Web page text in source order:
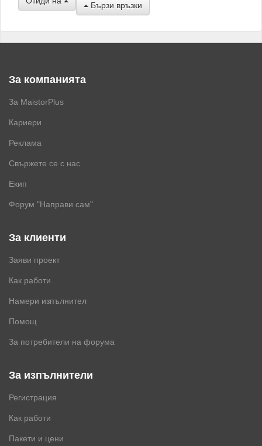
Бързи връзки
За компанията
За MaistorPlus
Кариери
Реклама
Свържете се с нас
Екип
Форум "Направи сам"
За клиенти
Заяви проект
Как работи
Намери изпълнител
Помощ
За потребители на форума
За изпълнители
Регистрация
Как работи
Пакети и цени